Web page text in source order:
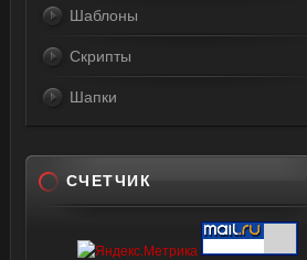
Шаблоны
Скрипты
Шапки
СЧЕТЧИК